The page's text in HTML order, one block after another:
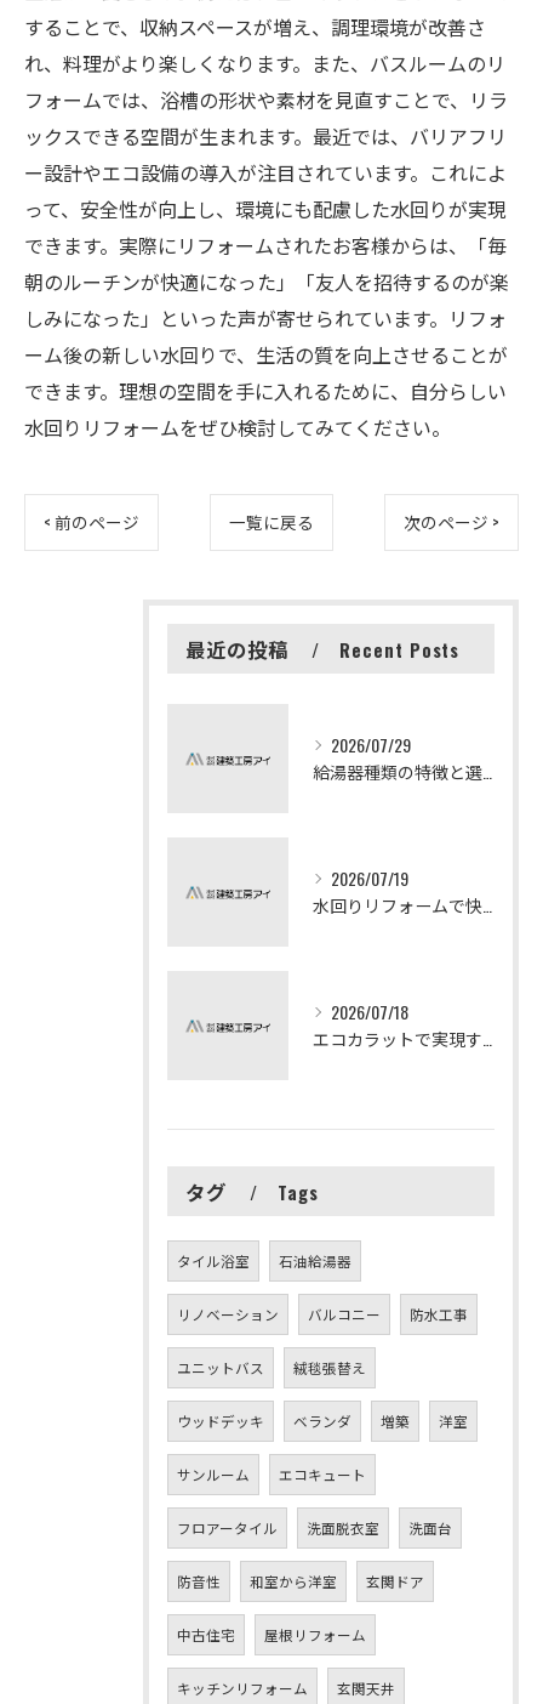
することで、収納スペースが増え、調理環境が改善さ
れ、料理がより楽しくなります。また、バスルームのリ
フォームでは、浴槽の形状や素材を見直すことで、リラ
ックスできる空間が生まれます。最近では、バリアフリ
ー設計やエコ設備の導入が注目されています。これによ
って、安全性が向上し、環境にも配慮した水回りが実現
できます。実際にリフォームされたお客様からは、「毎
朝のルーチンが快適になった」「友人を招待するのが楽
しみになった」といった声が寄せられています。リフォ
ーム後の新しい水回りで、生活の質を向上させることが
できます。理想の空間を手に入れるために、自分らしい
水回りリフォームをぜひ検討してみてください。
< 前のページ 一覧に戻る 次のページ >
最近の投稿 Recent Posts
2026/07/29
2026/07/19
2026/07/18
タグ Tags
タイル浴室 石油給湯器
リノベーション バルコニー 防水工事
ユニットバス 絨毯張替え
ウッドデッキ ベランダ 増築 洋室
サンルーム エコキュート
フロアータイル 洗面脱衣室 洗面台
防音性 和室から洋室 玄関ドア
中古住宅 屋根リフォーム
キッチンリフォーム 玄関天井